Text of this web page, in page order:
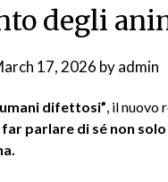
degli
17, 2026 byadmin
difettosi”, il nuovo
parlare di sé non